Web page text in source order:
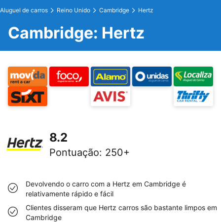
Aluguel de carros Reino Unido Cambridge Hertz
Cambridge: Hertz
8.2
Pontuação: 250+
Devolvendo o carro com a Hertz em Cambridge é
relativamente rápido e fácil
Clientes disseram que Hertz carros são bastante limpos em
Cambridge